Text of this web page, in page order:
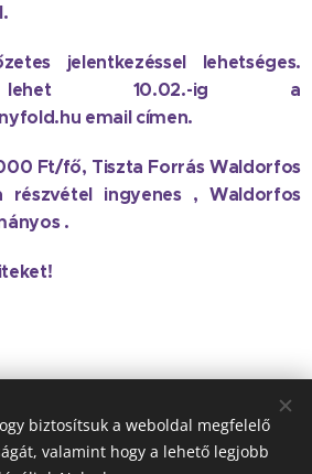
jelentkezéssel lehetséges.
lehet 10.02.-ig a
email címen.
Ft/fő, Tiszta Forrás Waldorfos
részvétel ingyenes , Waldorfos
.
biztosítsuk a weboldal megfelelő
valamint hogy a lehető legjobb